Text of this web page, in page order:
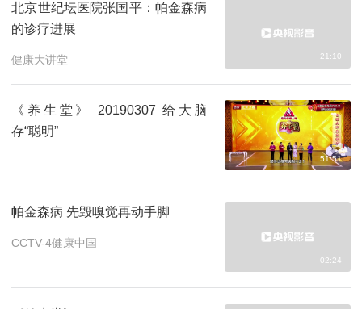
北京世纪坛医院张国平：帕金森病
的诊疗进展
健康大讲堂 21:10
《养生堂》 20190307 给大脑
存“聪明”
51:51
帕金森病 先毁嗅觉再动手脚
CCTV-4健康中国
02:24